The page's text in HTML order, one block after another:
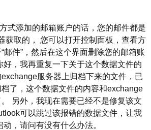
式添加的邮箱账户的话，您的邮件都是
获取的， 您可以打开控制面板，查看方
邮件”，然后在这个界面删除您的邮箱账
好，我再重复一下关于这个数据文件的
服务器上归档下来的文件，已
了，这个数据文件的内容和exchange
另外，我现在需要已经不是修复该文
可以跳过该报错的数据文件，让我
，请问有没有什么办法。